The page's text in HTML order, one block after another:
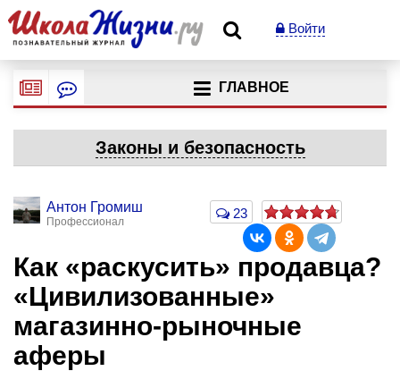
Войти
ГЛАВНОЕ
Законы и безопасность
Антон Громиш
Профессионал
23
Как «раскусить» продавца?
«Цивилизованные»
магазинно-рыночные
аферы